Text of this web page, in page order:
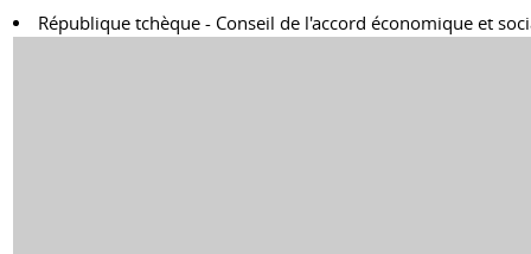
République tchèque - Conseil de l'accord économique et